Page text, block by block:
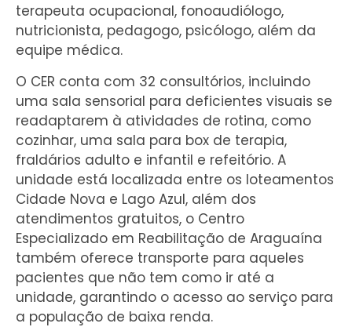
terapeuta ocupacional, fonoaudiólogo,
nutricionista, pedagogo, psicólogo, além da
equipe médica.
O CER conta com 32 consultórios, incluindo
uma sala sensorial para deficientes visuais se
readaptarem à atividades de rotina, como
cozinhar, uma sala para box de terapia,
fraldários adulto e infantil e refeitório. A
unidade está localizada entre os loteamentos
Cidade Nova e Lago Azul, além dos
atendimentos gratuitos, o Centro
Especializado em Reabilitação de Araguaína
também oferece transporte para aqueles
pacientes que não tem como ir até a
unidade, garantindo o acesso ao serviço para
a população de baixa renda.